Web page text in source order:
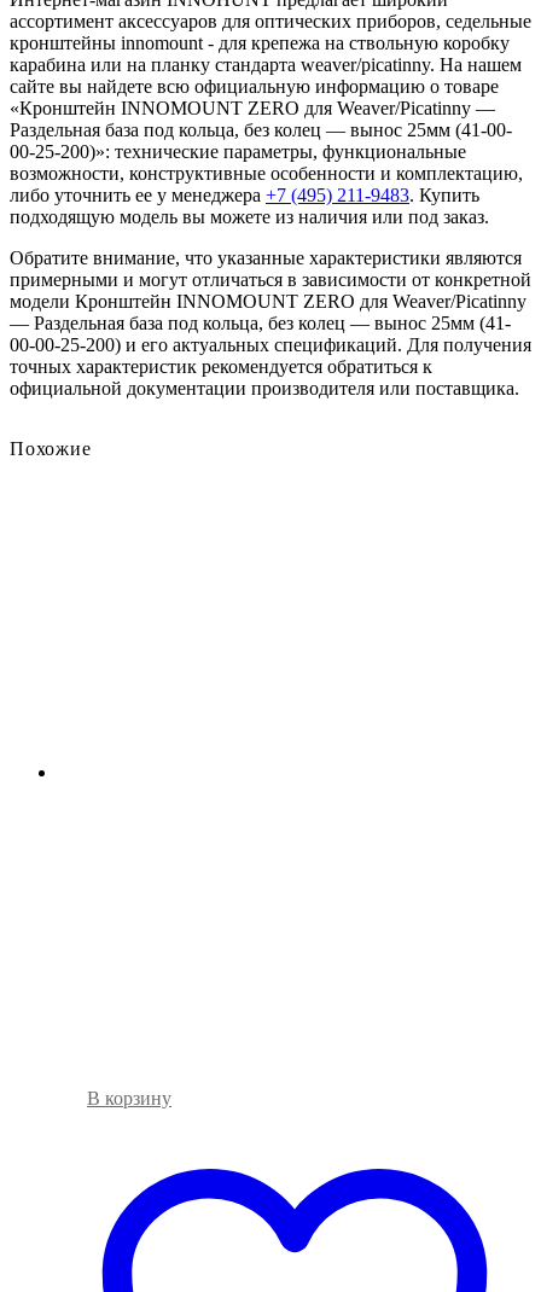
ассортимент аксессуаров для оптических приборов, седельные
кронштейны innomount - для крепежа на ствольную коробку
карабина или на планку стандарта weaver/picatinny. На нашем
сайте вы найдете всю официальную информацию о товаре
«Кронштейн INNOMOUNT ZERO для Weaver/Picatinny —
Раздельная база под кольца, без колец — вынос 25мм (41-00-
00-25-200)»: технические параметры, функциональные
возможности, конструктивные особенности и комплектацию,
либо уточнить ее у менеджера +7 (495) 211-9483. Купить
подходящую модель вы можете из наличия или под заказ.
Обратите внимание, что указанные характеристики являются
примерными и могут отличаться в зависимости от конкретной
модели Кронштейн INNOMOUNT ZERO для Weaver/Picatinny
— Раздельная база под кольца, без колец — вынос 25мм (41-
00-00-25-200) и его актуальных спецификаций. Для получения
точных характеристик рекомендуется обратиться к
официальной документации производителя или поставщика.
Похожие
В корзину